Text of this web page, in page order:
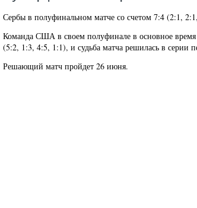
Сербы в полуфинальном матче со счетом 7:4 (2:1,
Команда США в своем полуфинале в основное время
(5:2, 1:3, 4:5, 1:1), и судьба матча решилась в серии
Решающий матч пройдет 26 июня.